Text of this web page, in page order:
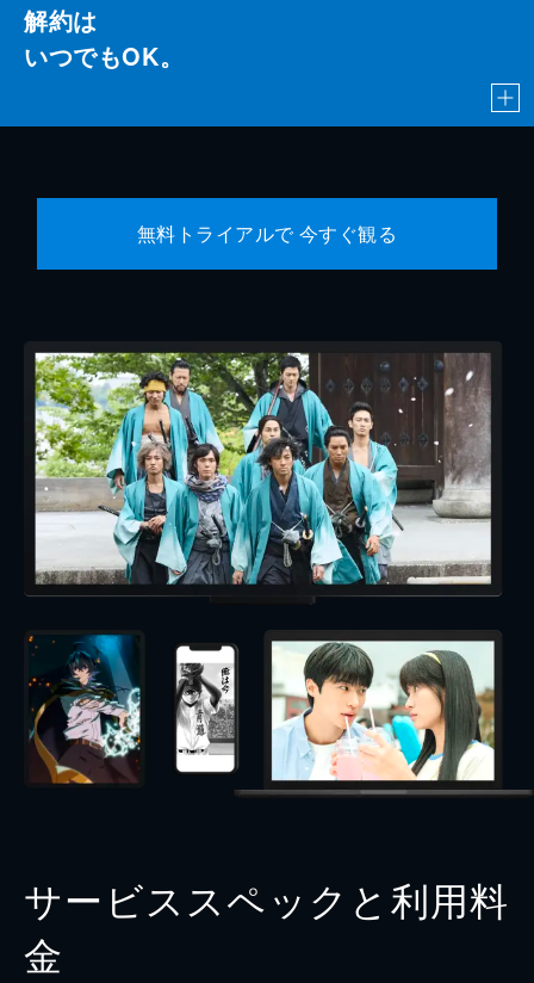
解約は
いつでもOK。
無料トライアルで 今すぐ観る
サービススペックと利用料
金